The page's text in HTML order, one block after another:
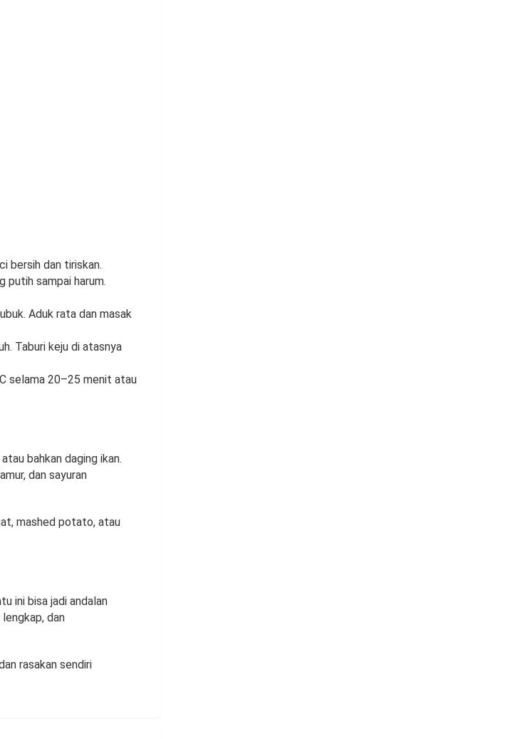
bersih dan tiriskan.
putih sampai harum.
Aduk rata dan masak
Taburi keju di atasnya
selama 20–25 menit atau
bahkan daging ikan.
dan sayuran
mashed potato, atau
ini bisa jadi andalan
dan
rasakan sendiri